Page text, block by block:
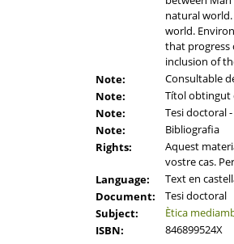
natural
world.
that progress
inclusion of
Note:
Consultable
Note:
Títol obtingut
Note:
Tesi doctoral
Note:
Bibliografia
Rights:
Aquest
vostre cas.
Language:
Text en
Document:
Tesi doctoral
Subject:
Ètica
ISBN:
846899524X